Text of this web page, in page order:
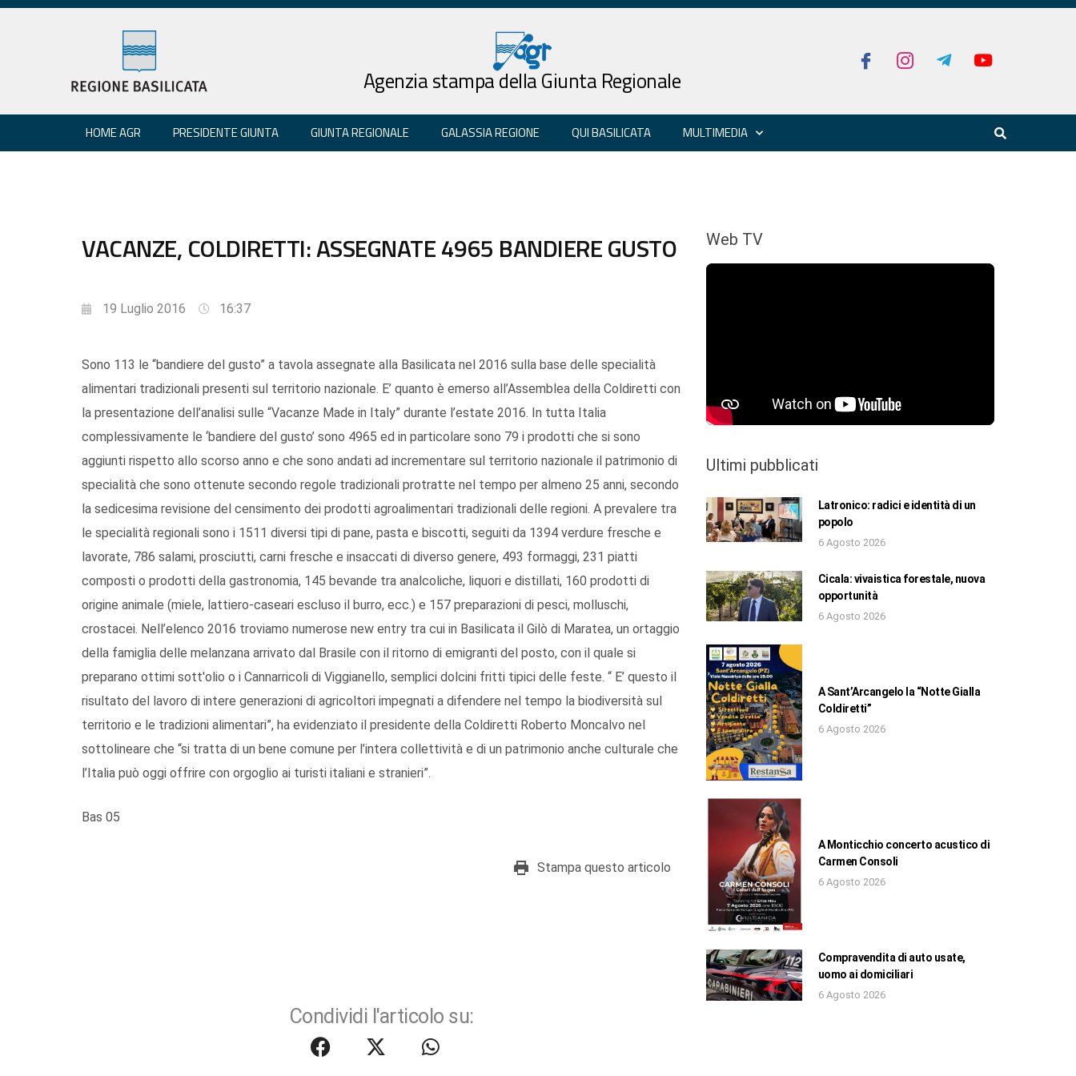
Agenzia stampa della Giunta Regionale
HOME AGR PRESIDENTE GIUNTA GIUNTA REGIONALE GALASSIA REGIONE QUI BASILICATA MULTIMEDIA
VACANZE, COLDIRETTI: ASSEGNATE 4965 BANDIERE GUSTO
19 Luglio 2016 16:37
Sono 113 le “bandiere del gusto” a tavola assegnate alla Basilicata nel 2016 sulla base delle specialità
alimentari tradizionali presenti sul territorio nazionale. E’ quanto è emerso all’Assemblea della Coldiretti con
la presentazione dell’analisi sulle “Vacanze Made in Italy” durante l’estate 2016. In tutta Italia
complessivamente le ‘bandiere del gusto’ sono 4965 ed in particolare sono 79 i prodotti che si sono
aggiunti rispetto allo scorso anno e che sono andati ad incrementare sul territorio nazionale il patrimonio di
specialità che sono ottenute secondo regole tradizionali protratte nel tempo per almeno 25 anni, secondo
la sedicesima revisione del censimento dei prodotti agroalimentari tradizionali delle regioni. A prevalere tra
le specialità regionali sono i 1511 diversi tipi di pane, pasta e biscotti, seguiti da 1394 verdure fresche e
lavorate, 786 salami, prosciutti, carni fresche e insaccati di diverso genere, 493 formaggi, 231 piatti
composti o prodotti della gastronomia, 145 bevande tra analcoliche, liquori e distillati, 160 prodotti di
origine animale (miele, lattiero-caseari escluso il burro, ecc.) e 157 preparazioni di pesci, molluschi,
crostacei. Nell’elenco 2016 troviamo numerose new entry tra cui in Basilicata il Gilò di Maratea, un ortaggio
della famiglia delle melanzana arrivato dal Brasile con il ritorno di emigranti del posto, con il quale si
preparano ottimi sott'olio o i Cannarricoli di Viggianello, semplici dolcini fritti tipici delle feste. “ E’ questo il
risultato del lavoro di intere generazioni di agricoltori impegnati a difendere nel tempo la biodiversità sul
territorio e le tradizioni alimentari”, ha evidenziato il presidente della Coldiretti Roberto Moncalvo nel
sottolineare che “si tratta di un bene comune per l’intera collettività e di un patrimonio anche culturale che
l’Italia può oggi offrire con orgoglio ai turisti italiani e stranieri”.
Bas 05
Stampa questo articolo
Condividi l'articolo su:
Web TV
Ultimi pubblicati
Latronico: radici e identità di un
popolo
6 Agosto 2026
Cicala: vivaistica forestale, nuova
opportunità
6 Agosto 2026
A Sant’Arcangelo la “Notte Gialla
Coldiretti”
6 Agosto 2026
A Monticchio concerto acustico di
Carmen Consoli
6 Agosto 2026
Compravendita di auto usate,
uomo ai domiciliari
6 Agosto 2026